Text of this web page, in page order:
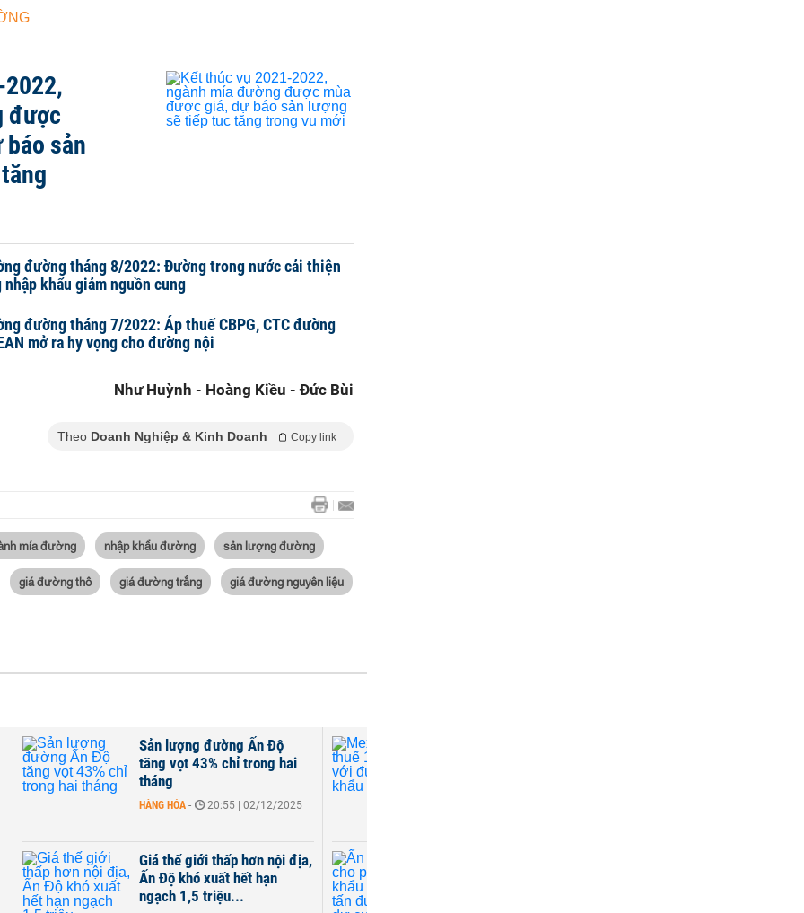
được
sản
đường tháng 8/2022: Đường trong nước cải thiện
khẩu giảm nguồn cung
đường tháng 7/2022: Áp thuế CBPG, CTC đường
mở ra hy vọng cho đường nội
Như Huỳnh - Hoàng Kiều - Đức Bùi
Theo Doanh Nghiệp & Kinh Doanh Copy link
mía đường nhập khẩu đường sản lượng đường
giá đường thô giá đường trắng giá đường nguyên liệu
Sản lượng đường Ấn Độ
tăng vọt 43% chỉ trong hai
tháng
HÀNG HÓA - 20:55 | 02/12/2025
Giá thế giới thấp hơn nội địa,
Ấn Độ khó xuất hết hạn
ngạch 1,5 triệu...